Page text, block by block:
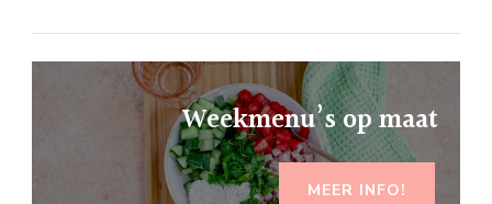
Weekmenu’s op maat
MEER INFO!